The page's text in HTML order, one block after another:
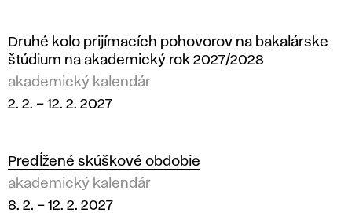
Druhé kolo prijímacích pohovorov na bakalárske
štúdium na akademický rok 2027/2028
akademický kalendár
2. 2. – 12. 2. 2027
Predĺžené skúškové obdobie
akademický kalendár
8. 2. – 12. 2. 2027